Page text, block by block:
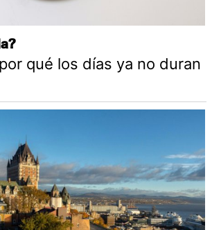
qué los días ya no duran